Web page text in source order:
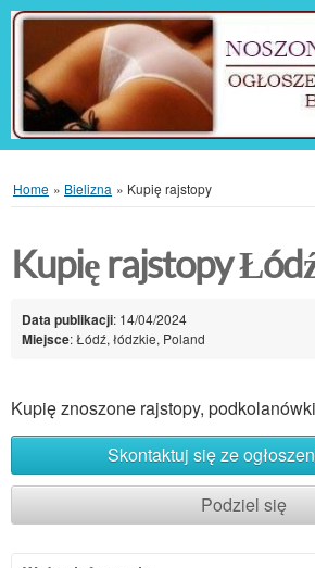
Home » Bielizna » Kupię rajstopy
Kupię rajstopy
Data publikacji: 14/04/2024
Miejsce: Łódź, łódzkie, Poland
Kupię znoszone rajstopy, podkolanówki
Skontaktuj się ze
Podziel się